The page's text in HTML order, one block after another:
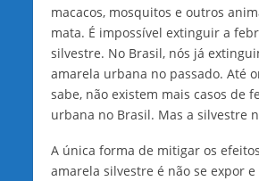
macacos, mosquitos e outros
mata. É impossível extinguir a
silvestre. No Brasil, nós já
amarela urbana no passado. Até
sabe, não existem mais casos de
urbana no Brasil. Mas a silvestre
A única forma de mitigar os
amarela silvestre é não se expor e